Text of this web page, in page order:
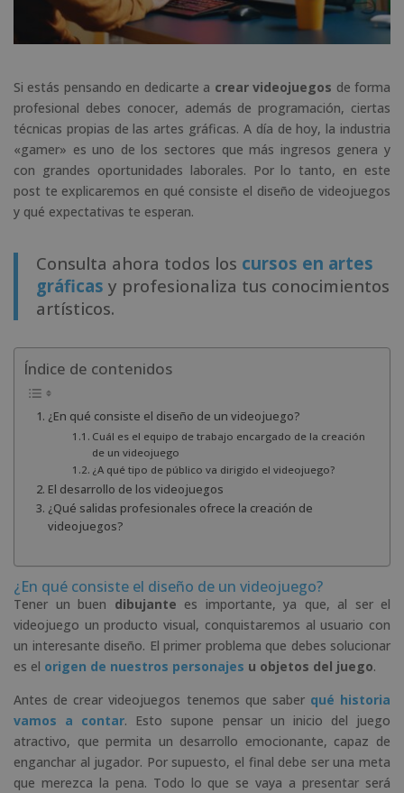
Si estás pensando en dedicarte a crear videojuegos de forma
profesional debes conocer, además de programación, ciertas
técnicas propias de las artes gráficas. A día de hoy, la industria
«gamer» es uno de los sectores que más ingresos genera y
con grandes oportunidades laborales. Por lo tanto, en este
post te explicaremos en qué consiste el diseño de videojuegos
y qué expectativas te esperan.
Consulta ahora todos los cursos en artes
gráficas y profesionaliza tus conocimientos
artísticos.
Índice de contenidos
¿En qué consiste el diseño de un videojuego?
Cuál es el equipo de trabajo encargado de la creación
de un videojuego
¿A qué tipo de público va dirigido el videojuego?
El desarrollo de los videojuegos
¿Qué salidas profesionales ofrece la creación de
videojuegos?
¿En qué consiste el diseño de un videojuego?
Tener un buen dibujante es importante, ya que, al ser el
videojuego un producto visual, conquistaremos al usuario con
un interesante diseño. El primer problema que debes solucionar
es el origen de nuestros personajes u objetos del juego.
Antes de crear videojuegos tenemos que saber qué historia
vamos a contar. Esto supone pensar un inicio del juego
atractivo, que permita un desarrollo emocionante, capaz de
enganchar al jugador. Por supuesto, el final debe ser una meta
que merezca la pena. Todo lo que se vaya a presentar será